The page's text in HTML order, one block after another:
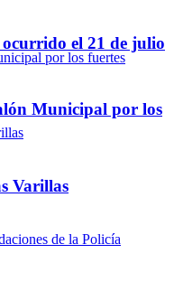
el 21 de julio
Varillas
Municipal por los